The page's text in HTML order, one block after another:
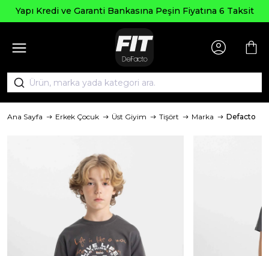
Yapı Kredi ve Garanti Bankasına Peşin Fiyatına 6 Taksit
Ana Sayfa Erkek Çocuk Üst Giyim Tişört Marka Defacto